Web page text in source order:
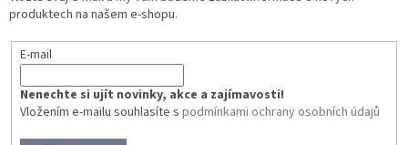
produktech na našem e-shopu.
E-mail
Nenechte si ujít novinky, akce a zajímavosti!
Vložením e-mailu souhlasíte s podmínkami ochrany osobních údajů